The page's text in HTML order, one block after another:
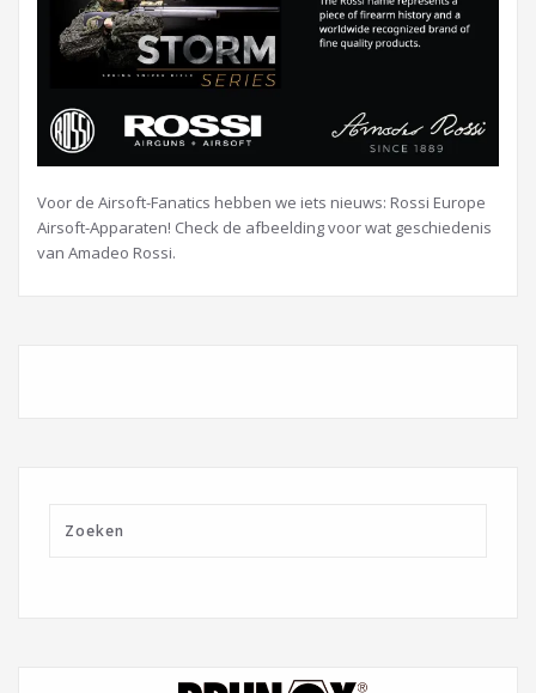
Voor de Airsoft-Fanatics hebben we iets nieuws: Rossi Europe
Airsoft-Apparaten! Check de afbeelding voor wat geschiedenis
van Amadeo Rossi.